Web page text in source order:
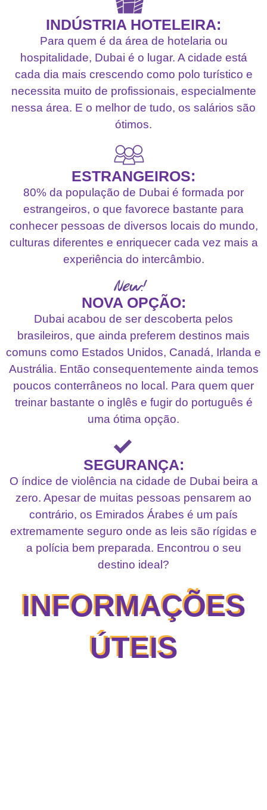
INDÚSTRIA HOTELEIRA:
Para quem é da área de hotelaria ou
hospitalidade, Dubai é o lugar. A cidade está
cada dia mais crescendo como polo turístico e
necessita muito de profissionais, especialmente
nessa área. E o melhor de tudo, os salários são
ótimos.
ESTRANGEIROS:
80% da população de Dubai é formada por
estrangeiros, o que favorece bastante para
conhecer pessoas de diversos locais do mundo,
culturas diferentes e enriquecer cada vez mais a
experiência do intercâmbio.
NOVA OPÇÃO:
Dubai acabou de ser descoberta pelos
brasileiros, que ainda preferem destinos mais
comuns como Estados Unidos, Canadá, Irlanda e
Austrália. Então consequentemente ainda temos
poucos conterrâneos no local. Para quem quer
treinar bastante o inglês e fugir do português é
uma ótima opção.
SEGURANÇA:
O índice de violência na cidade de Dubai beira a
zero. Apesar de muitas pessoas pensarem ao
contrário, os Emirados Árabes é um país
extremamente seguro onde as leis são rígidas e
a polícia bem preparada. Encontrou o seu
destino ideal?
INFORMAÇÕES
ÚTEIS